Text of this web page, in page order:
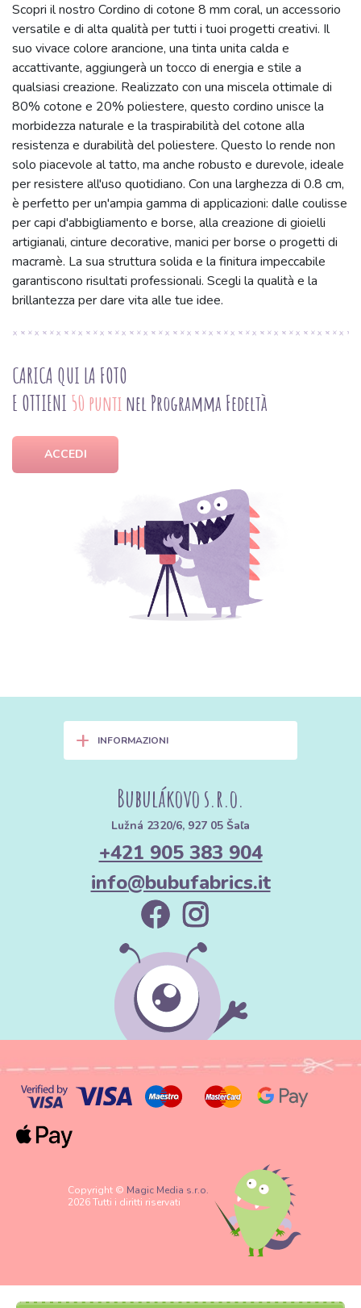
Scopri il nostro Cordino di cotone 8 mm coral, un accessorio
versatile e di alta qualità per tutti i tuoi progetti creativi. Il
suo vivace colore arancione, una tinta unita calda e
accattivante, aggiungerà un tocco di energia e stile a
qualsiasi creazione. Realizzato con una miscela ottimale di
80% cotone e 20% poliestere, questo cordino unisce la
morbidezza naturale e la traspirabilità del cotone alla
resistenza e durabilità del poliestere. Questo lo rende non
solo piacevole al tatto, ma anche robusto e durevole, ideale
per resistere all'uso quotidiano. Con una larghezza di 0.8 cm,
è perfetto per un'ampia gamma di applicazioni: dalle coulisse
per capi d'abbigliamento e borse, alla creazione di gioielli
artigianali, cinture decorative, manici per borse o progetti di
macramè. La sua struttura solida e la finitura impeccabile
garantiscono risultati professionali. Scegli la qualità e la
brillantezza per dare vita alle tue idee.
CARICA QUI LA FOTO
E OTTIENI 50 punti nel Programma Fedeltà
ACCEDI
+ INFORMAZIONI
Bubulákovo s.r.o.
Lužná 2320/6, 927 05 Šaľa
+421 905 383 904
info@bubufabrics.it
Copyright © Magic Media s.r.o.
2026 Tutti i diritti riservati